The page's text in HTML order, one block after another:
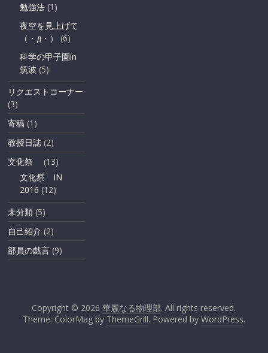
勉強法 (1)
夜空を見上げて
（・д・）
(6)
科学の甲子園in
筑波 (5)
リクエストコーナー
(3)
寄稿 (1)
教授日誌 (2)
文化祭
(13)
文化祭 IN
2016 (12)
未分類 (5)
自己紹介 (2)
部員の戯言 (9)
Copyright © 2026華麗なる物理部. All rights reserved.
Theme: ColorMag by ThemeGrill. Powered by WordPress.